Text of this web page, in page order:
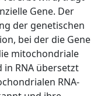
Gene. Der
der genetischen
bei der die Gene
mitochondriale
in RNA übersetzt
RNA-